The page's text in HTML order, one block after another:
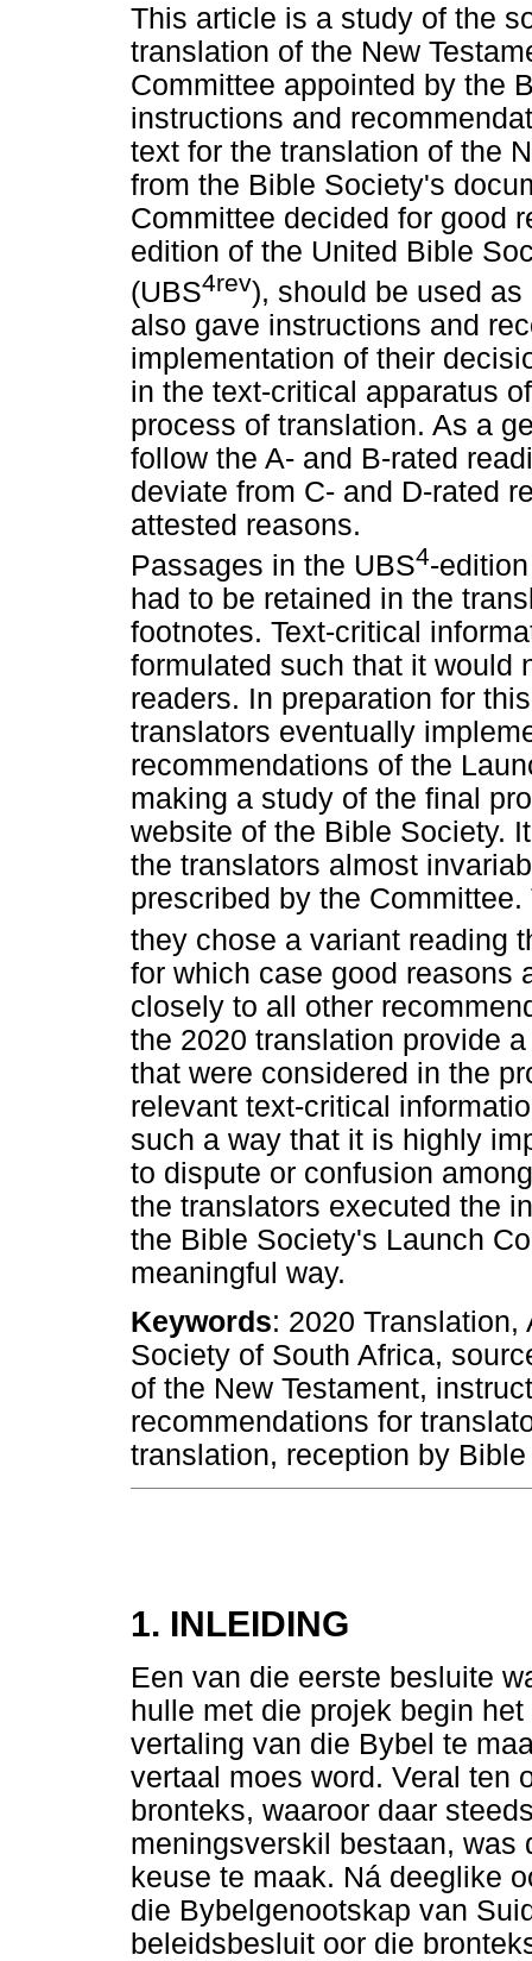
This article is a study of the
translation of the New
Committee appointed by the
instructions and
text for the translation of the
from the Bible Society's
Committee decided for good
edition of the United Bible
(UBS4rev), should be used
also gave instructions and
implementation of their
in the text-critical apparatus
process of translation. As a
follow the A- and B-rated
deviate from C- and D-rated
attested reasons.
Passages in the UBS4-
had to be retained in the
footnotes. Text-critical
formulated such that it would
readers. In preparation for
translators eventually
recommendations of the
making a study of the final
website of the Bible Society.
the translators almost
prescribed by the
they chose a variant reading
for which case good reasons
closely to all other
the 2020 translation provide
that were considered in the
relevant text-critical
such a way that it is highly
to dispute or confusion
the translators executed the
the Bible Society's Launch
meaningful way.
Keywords: 2020
Society of South Africa,
of the New Testament,
recommendations for
translation, reception by
1. INLEIDING
Een van die eerste besluite
hulle met die projek begin
vertaling van die Bybel te
vertaal moes word. Veral ten
bronteks, waaroor daar
meningsverskil bestaan, was
keuse te maak. Ná deeglike
die Bybelgenootskap van
beleidsbesluit oor die